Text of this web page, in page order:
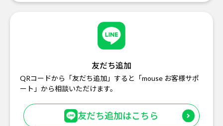
友だち追加
QRコードから「友だち追加」すると「mouse お客様サポ
ート」から相談いただけます。
友だち追加はこちら